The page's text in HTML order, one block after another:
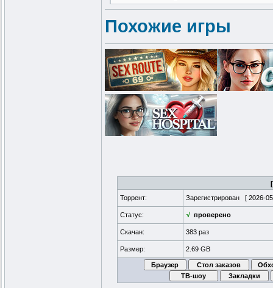
Похожие игры
Торрент:
Зарегистрирован [ 2026-
Статус: √ проверено
Скачан: 383 раз
Размер: 2.69 GB